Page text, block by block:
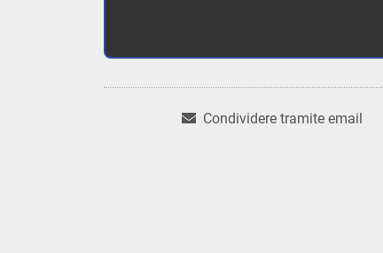
Condividere tramite email